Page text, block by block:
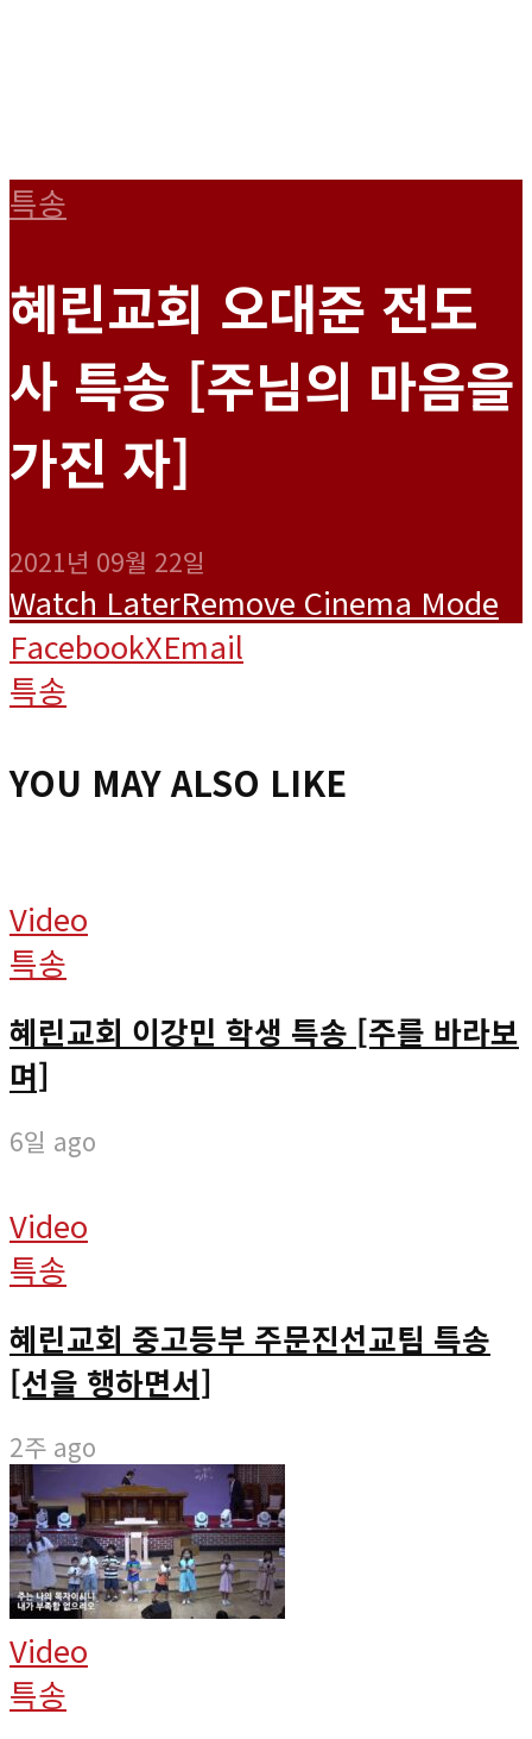
특송
혜린교회 오대준 전도
사 특송 [주님의 마음을
가진 자]
2021년 09월 22일
Watch LaterRemove Cinema Mode
FacebookXEmail
특송
YOU MAY ALSO LIKE
Video
특송
혜린교회 이강민 학생 특송 [주를 바라보
며]
6일 ago
Video
특송
혜린교회 중고등부 주문진선교팀 특송
[선을 행하면서]
2주 ago
Video
특송